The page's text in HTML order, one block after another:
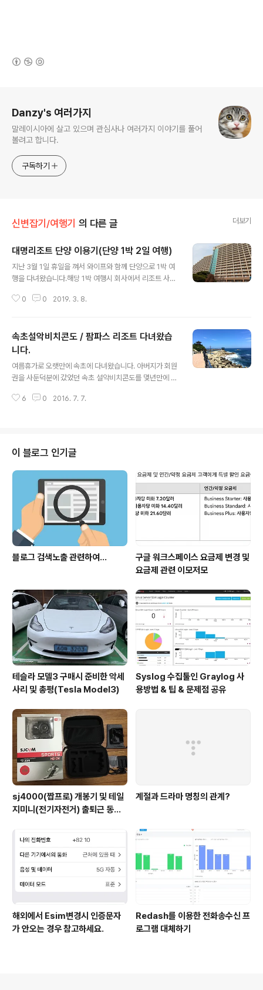
Danzy's 여러가지
말레이시아에 살고 있으며 관심사나 여러가지 이야기를 풀어
볼려고 합니다.
구독하기
신변잡기/여행기 의 다른 글 더보기
대명리조트 단양 이용기(단양 1박 2일 여행)
지난 3월 1일 휴일을 껴서 와이프와 함께 단양으로 1박 여
행을 다녀왔습니다.해당 1박 여행시 회사에서 리조트 사용
대한 이용기를 작성해보고자 이렇게 글을 쓰고 있습니다.
니다. 어차피 미세먼지가 심해서...... (성수기/주말/연휴) 입
실시간 3시 퇴실시간 11시(비수기/주중) 입실시간 2시 퇴
실시간은 12시 참고되시라고 정리해 드립니다. ---------
------------------------------------------부대
시설아쿠아월드 먹거리다리안(양식/뷔페): 생돈가스, 스파
게티, 스테이크, 커피, 파스타 등이디아 커피: 커피, ..
0 0 2019. 3. 8.
속초설악비치콘도 / 팜파스 리조트 다녀왔습
니다.
여름휴가로 오랫만에 속초에 다녀왔습니다. 아버지가 회원
권을 사둔덕분에 갔었던 속초 설악비치콘도를 몇년만에 다
를 클릭해 주세요~(그때 정말 무너지지 않나 걱정되는 수
다. 날씨가 너무 좋아서 사람들도 많으시더라고요. 아래는
동명항 위치. 활어센터에서 5만원어치 회를 떠서 4명 가족
이서 아주 배부르게 먹었습니다. 아쉽게 사진을 빼먹었네
요(먹느라 바빠서) 우리가 도착하려는 속초설악비치콘도
위치는 아래와 같습니다. 참고하세요(팜파스 리조트라고
검색해도 됨) 아래 도착하면 보실 수 있는 외관 입..
6 0 2016. 7. 7.
이 블로그 인기글
블로그 검색노출 관련하여...
구글 워크스페이스 요금제 변경 및
요금제 관련 이모저모
테슬라 모델3 구매시 준비한 악세
사리 및 총평(Tesla Model3)
Syslog 수집툴인 Graylog 사
용방법 & 팁 & 문제점 공유
sj4000(짭프로) 개봉기 및 테일
지미니(전기자전거) 출퇴근 동영
계절과 드라마 명칭의 관계?
해외에서 Esim변경시 인증문자
가 안오는 경우 참고하세요.
Redash를 이용한 전화송수신 프
로그램 대체하기